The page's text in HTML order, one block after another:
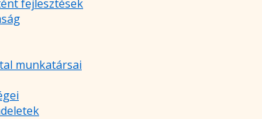
fejlesztések
munkatársai